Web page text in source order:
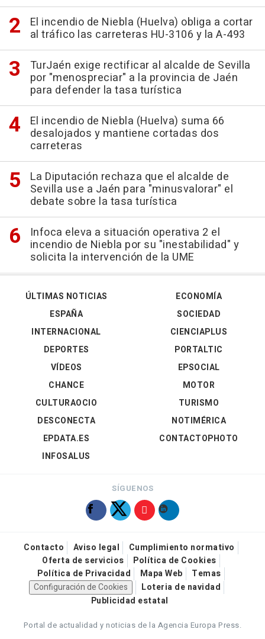
El incendio de Niebla (Huelva) obliga a cortar
al tráfico las carreteras HU-3106 y la A-493
TurJaén exige rectificar al alcalde de Sevilla
por "menospreciar" a la provincia de Jaén
para defender la tasa turística
El incendio de Niebla (Huelva) suma 66
desalojados y mantiene cortadas dos
carreteras
La Diputación rechaza que el alcalde de
Sevilla use a Jaén para "minusvalorar" el
debate sobre la tasa turística
Infoca eleva a situación operativa 2 el
incendio de Niebla por su "inestabilidad" y
solicita la intervención de la UME
ÚLTIMAS NOTICIAS
ESPAÑA
INTERNACIONAL
DEPORTES
VÍDEOS
ECONOMÍA
SOCIEDAD
CIENCIAPLUS
PORTALTIC
EPSOCIAL
CHANCE
CULTURAOCIO
DESCONECTA
EPDATA.ES
INFOSALUS
MOTOR
TURISMO
NOTIMÉRICA
CONTACTOPHOTO
SÍGUENOS
Contacto Aviso legal
Cumplimiento normativo
Oferta de servicios
Política de Cookies
Política de Privacidad
Mapa Web
Temas
Configuración de Cookies
Loteria de navidad
Publicidad estatal
Portal de actualidad y noticias de la Agencia Europa Press.